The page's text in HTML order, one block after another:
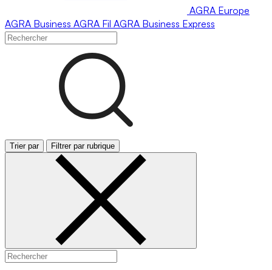
AGRA Europe
AGRA Business AGRA Fil AGRA Business Express
Trier par Filtrer par rubrique